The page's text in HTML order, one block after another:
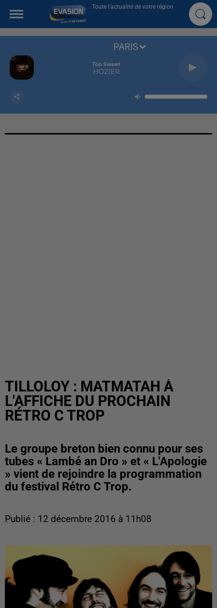
Toute l'actualité de votre région
Too Sweet
HOZIER
PARIS
TILLOLOY : MATMATAH À
L'AFFICHE DU PROCHAIN
RÉTRO C TROP
Le groupe breton bien connu pour ses
tubes « Lambé an Dro » et « L'Apologie
» vient de rejoindre la programmation
du festival Rétro C Trop.
Publié : 12 décembre 2016 à 11h08